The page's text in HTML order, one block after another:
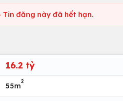
Tin đăng này đã hết hạn.
16.2 tỷ
55m
2